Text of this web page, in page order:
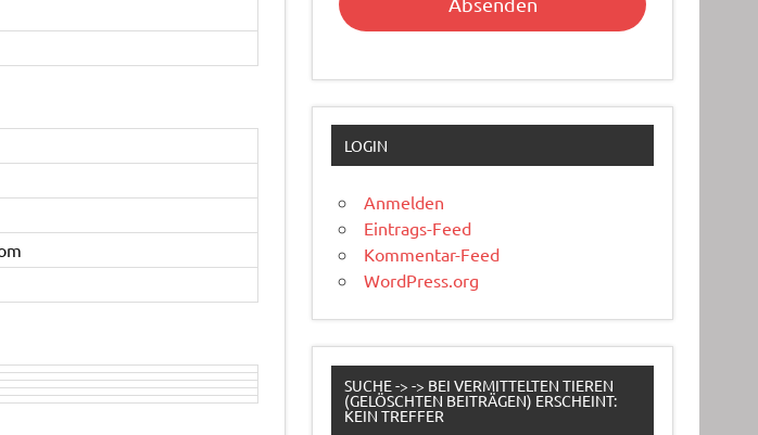
LOGIN
Anmelden
Eintrags-Feed
Kommentar-Feed
WordPress.org
SUCHE -> -> BEI VERMITTELTEN TIEREN
(GELÖSCHTEN BEITRÄGEN) ERSCHEINT:
KEIN TREFFER